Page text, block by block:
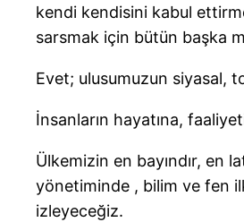
kendi kendisini kabul
sarsmak için bütün başka
Evet; ulusumuzun siyasal,
İnsanların hayatına,
Ülkemizin en bayındır, en
yönetiminde , bilim ve fen
izleyeceğiz.